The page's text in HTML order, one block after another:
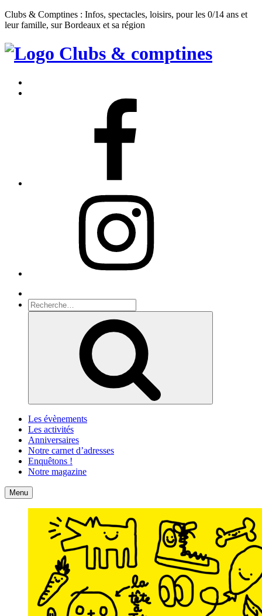
Clubs & Comptines : Infos, spectacles, loisirs, pour les 0/14 ans et
leur famille, sur Bordeaux et sa région
Clubs
Comptines
Recherche
pour
Les évènements
Les activités
Anniversaires
Notre carnet d’adresses
Enquêtons !
Notre magazine
Accueil
Menu Contact